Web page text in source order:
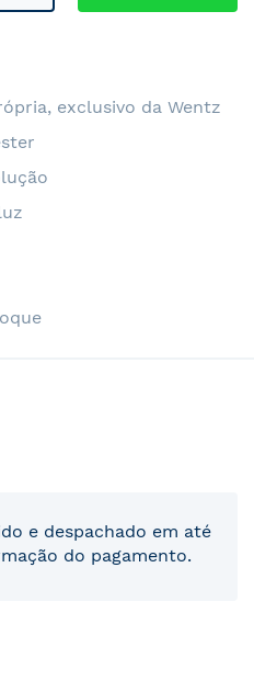
exclusivo da Wentz
e despachado em até
do pagamento.